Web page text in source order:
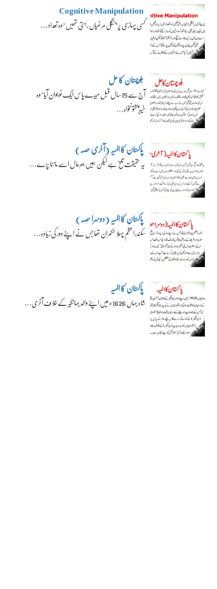
Cognitive Manipulation
کسی پہاڑی پر جنگلی مرغیاں رہتی تھیں‘ وہ تعداد…
بلوچستان کا حل
آج سے 15 سال قبل میرے پاس ایک نوجوان آیا‘ وہ
خیبرپختونخواہ…
پاکستان کا المیہ (آخری حصہ)
یہ حقیقت تلخ ہے لیکن ہمیں بہرحال اسے ماننا پڑے…
پاکستان کا المیہ (دوسرا حصہ)
سکندراعظم پہلا حکمران تھا جس نے اپنے دور کی زیادہ…
پاکستان کا المیہ
شاہ جہاں 1626ء میں اپنے والد جہانگیر کے خلاف آخری…